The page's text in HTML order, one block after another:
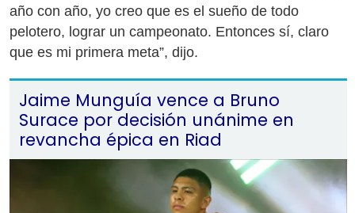
año con año, yo creo que es el sueño de todo
pelotero, lograr un campeonato. Entonces sí, claro
que es mi primera meta”, dijo.
Jaime Munguía vence a Bruno
Surace por decisión unánime en
revancha épica en Riad